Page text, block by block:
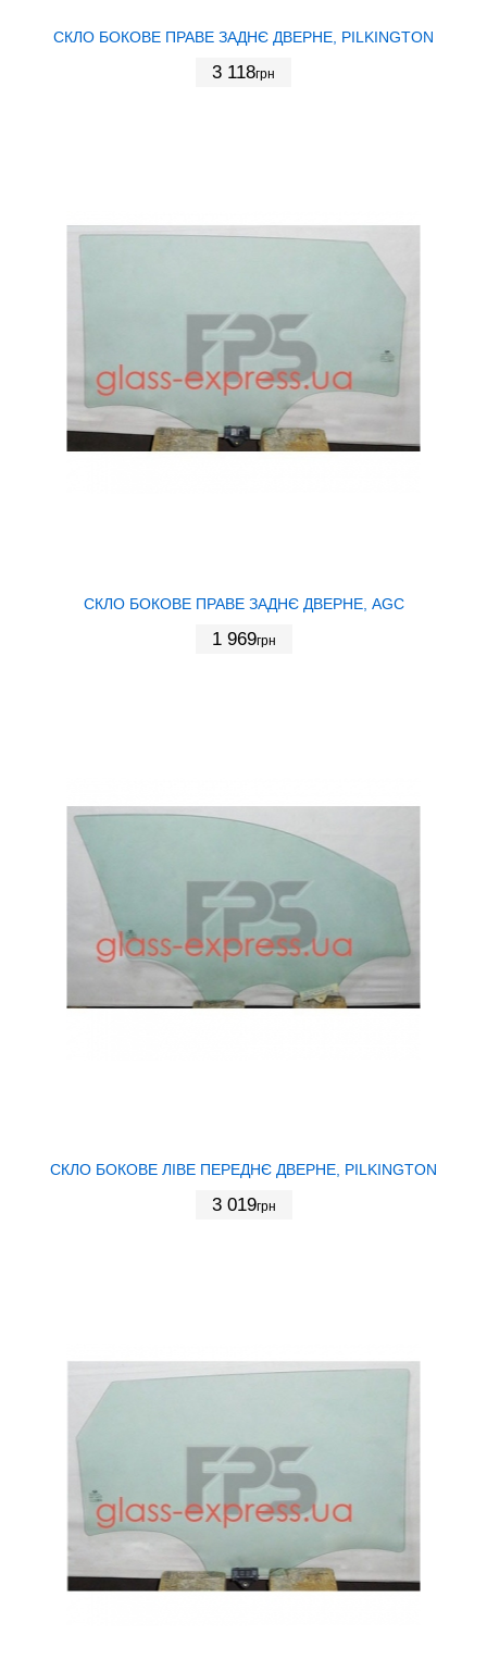
СКЛО БОКОВЕ ПРАВЕ ЗАДНЄ ДВЕРНЕ, PILKINGTON
3 118грн
СКЛО БОКОВЕ ПРАВЕ ЗАДНЄ ДВЕРНЕ, AGC
1 969грн
СКЛО БОКОВЕ ЛІВЕ ПЕРЕДНЄ ДВЕРНЕ, PILKINGTON
3 019грн